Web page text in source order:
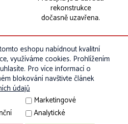
rekonstrukce
dočasně uzavřena.
eshopu nabídnout kvalitní
využíváme cookies. Prohlížením
Pro více informací o
blokování navštivte článek
údajů
Marketingové
Analytické